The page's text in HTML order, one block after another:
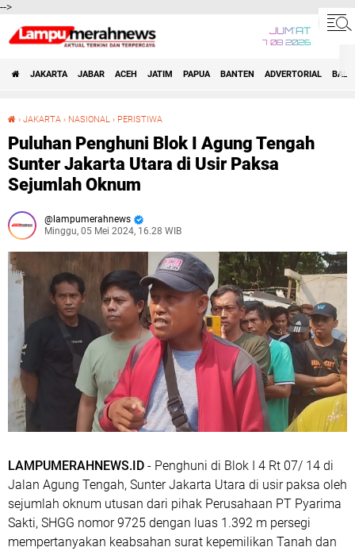
-->
JUM'AT
7 08 2026
JAKARTA JABAR ACEH JATIM PAPUA BANTEN ADVERTORIAL BALI
› JAKARTA › NASIONAL › PERISTIWA
Puluhan Penghuni Blok I Agung Tengah
Sunter Jakarta Utara di Usir Paksa
Sejumlah Oknum
lampumerahnews
Minggu, 05 Mei 2024, 16.28 WIB
LAMPUMERAHNEWS.ID - Penghuni di Blok I 4 Rt 07/ 14 di
Jalan Agung Tengah, Sunter Jakarta Utara di usir paksa oleh
sejumlah oknum utusan dari pihak Perusahaan PT Pyarima
Sakti, SHGG nomor 9725 dengan luas 1.392 m persegi
mempertanyakan keabsahan surat kepemilikan Tanah dan